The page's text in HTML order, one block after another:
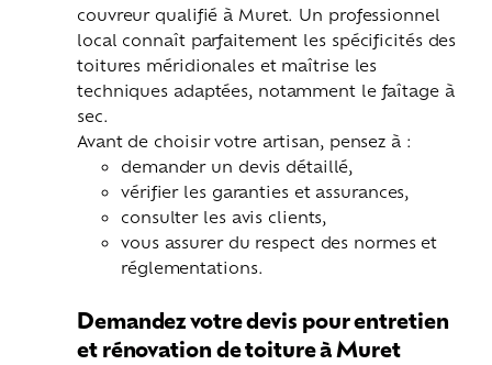
couvreur qualifié à Muret. Un professionnel
local connaît parfaitement les spécificités des
toitures méridionales et maîtrise les
techniques adaptées, notamment le faîtage à
sec.
Avant de choisir votre artisan, pensez à :
demander un devis détaillé,
vérifier les garanties et assurances,
consulter les avis clients,
vous assurer du respect des normes et
réglementations.
Demandez votre devis pour entretien
et rénovation de toiture à Muret